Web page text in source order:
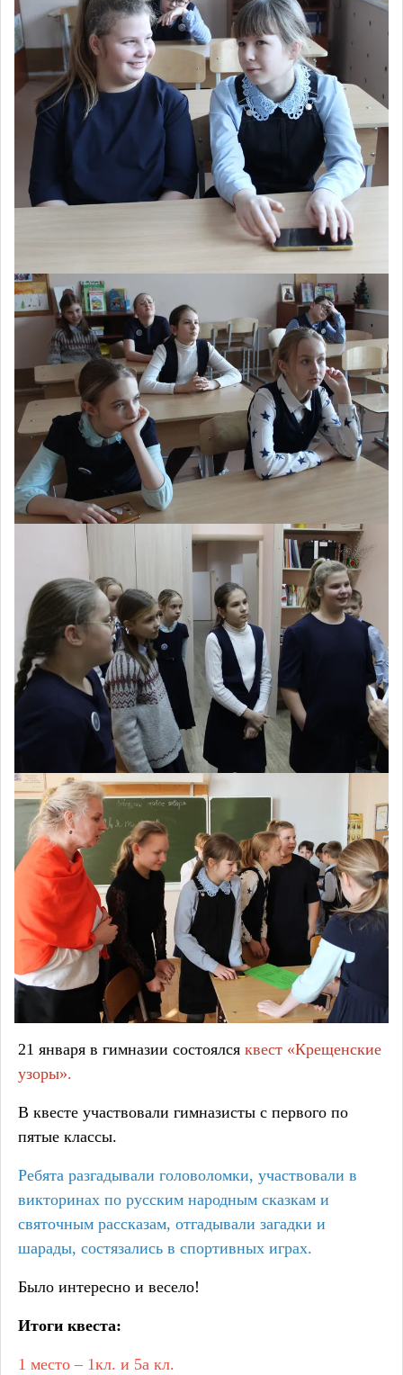
21 января в гимназии состоялся квест «Крещенские
узоры».
В квесте участвовали гимназисты с первого по
пятые классы.
Ребята разгадывали головоломки, участвовали в
викторинах по русским народным сказкам и
святочным рассказам, отгадывали загадки и
шарады, состязались в спортивных играх.
Было интересно и весело!
Итоги квеста:
1 место – 1кл. и 5а кл.